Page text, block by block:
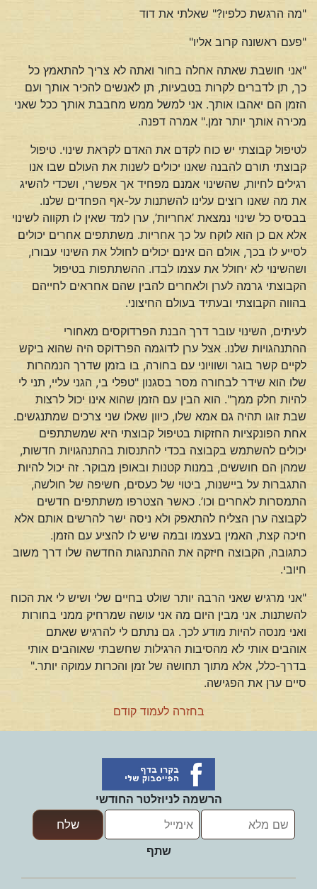
"מה הרגשת כלפיו?" שאלתי את דוד
"פעם ראשונה קרוב אליו"
"אני חושבת שאתה אחלה בחור ואתה לא צריך להתאמץ כל
כך, תן לדברים לקרות בטבעיות, תן לאנשים להכיר אותך ועם
הזמן הם יאהבו אותך. אני למשל ממש מחבבת אותך ככל שאני
מכירה אותך יותר זמן." אמרה דפנה.
לטיפול קבוצתי יש כוח לקדם את האדם לקראת שינוי. טיפול
קבוצתי תורם להבנה שאנו יכולים לשנות את העולם שבו אנו
רגילים לחיות, שהשינוי אמנם מפחיד אך אפשרי, ושכדי להשיג
את מה שאנו רוצים עלינו להשתנות על-אף הפחדים שלנו.
בבסיס כל שינוי נמצאת ’אחריות’, ערן למד שאין לו תקווה לשינוי
אלא אם כן הוא לוקח על כך אחריות. משתתפים אחרים יכולים
לסייע לו בכך, אולם הם אינם יכולים לחולל את השינוי עבורו,
ושהשינוי לא יחולל את עצמו לבדו. ההשתתפות בטיפול
הקבוצתי גרמה לערן ולאחרים להבין שהם אחראים לחייהם
בהווה הקבוצתי ובעתיד בעולם החיצוני.
לעיתים, השינוי עובר דרך הבנת הפרדוקסים מאחורי
ההתנהגויות שלנו. אצל ערן לדוגמה הפרדוקס היה שהוא ביקש
לקיים קשר בוגר ושוויוני עם בחורה, בו בזמן שדרך הנמהרות
שלו הוא שידר לבחורה מסר בסגנון "טפלי בי, הגני עליי, תני לי
להיות חלק ממך". הוא הבין עם הזמן שהוא אינו יכול לרצות
שבת זוגו תהיה גם אמא שלו, כיוון שאלו שני צרכים שמתנגשים.
אחת הפונקציות החזקות בטיפול קבוצתי היא שמשתתפים
יכולים להשתמש בקבוצה בכדי להתנסות בהתנהגויות חדשות,
שמהן הם חוששים, במנות קטנות ובאופן מבוקר. זה יכול להיות
התגברות על ביישנות, ביטוי של כעסים, חשיפה של חולשה,
התמסרות לאחרים וכו’. כאשר הצטרפו משתתפים חדשים
לקבוצה ערן הצליח להתאפק ולא ניסה ישר להרשים אותם אלא
חיכה קצת, האמין בעצמו ובמה שיש לו להציע עם הזמן.
כתגובה, הקבוצה חיזקה את ההתנהגות החדשה שלו דרך משוב
חיובי.
"אני מרגיש שאני הרבה יותר שולט בחיים שלי ושיש לי את הכוח
להשתנות. אני מבין היום מה אני עושה שמרחיק ממני בחורות
ואני מנסה להיות מודע לכך. גם נתתם לי להרגיש שאתם
אוהבים אותי לא מהסיבות הרגילות שחשבתי שאוהבים אותי
בדרך-כלל, אלא מתוך תחושה של זמן והכרות עמוקה יותר."
סיים ערן את הפגישה.
בחזרה לעמוד קודם
הרשמה לניוזלטר החודשי
שתף